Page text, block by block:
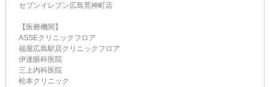
セブンイレブン広島荒神町店
【医療機関】
ASSEクリニックフロア
福屋広島駅店クリニックフロア
伊達眼科医院
三上内科医院
松本クリニック